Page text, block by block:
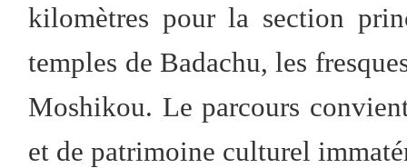
kilomètres pour la section
temples de Badachu, les
Moshikou. Le parcours
et de patrimoine culturel